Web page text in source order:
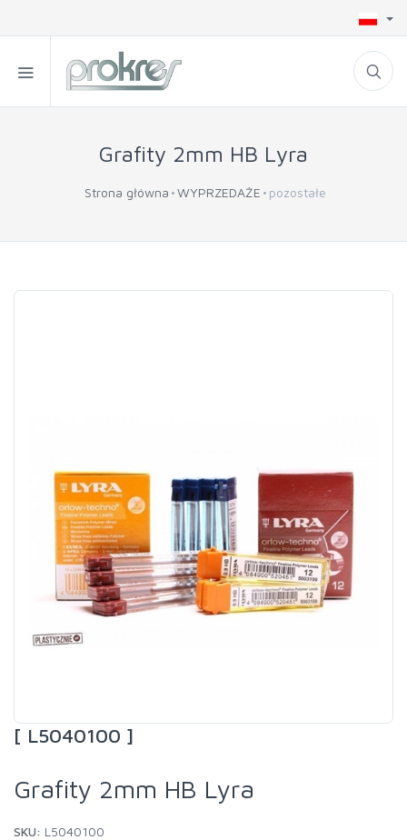
Grafity 2mm HB Lyra
Strona główna WYPRZEDAŻE pozostałe
[ L5040100 ]
Grafity 2mm HB Lyra
SKU: L5040100